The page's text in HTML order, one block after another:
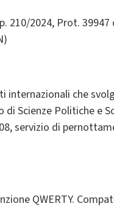
210/2024, Prot.
internazionali che
Scienze Politiche e
servizio di
QWERTY.